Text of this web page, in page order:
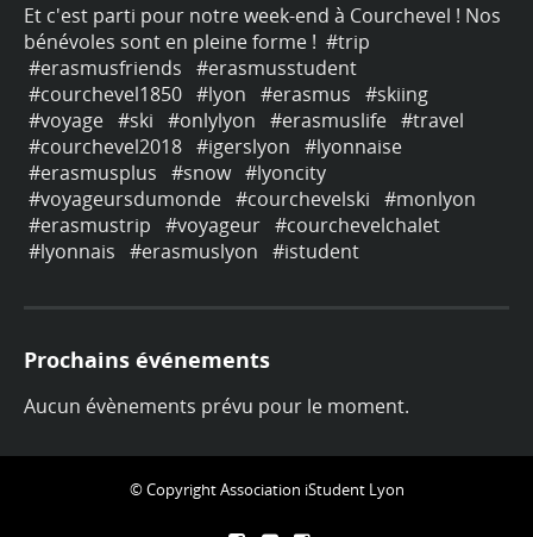
Et c'est parti pour notre week-end à Courchevel ! Nos
bénévoles sont en pleine forme ! #trip
#erasmusfriends #erasmusstudent
#courchevel1850 #lyon #erasmus #skiing
#voyage #ski #onlylyon #erasmuslife #travel
#courchevel2018 #igerslyon #lyonnaise
#erasmusplus #snow #lyoncity
#voyageursdumonde #courchevelski #monlyon
#erasmustrip #voyageur #courchevelchalet
#lyonnais #erasmuslyon #istudent
Prochains événements
Aucun évènements prévu pour le moment.
© Copyright Association iStudent Lyon